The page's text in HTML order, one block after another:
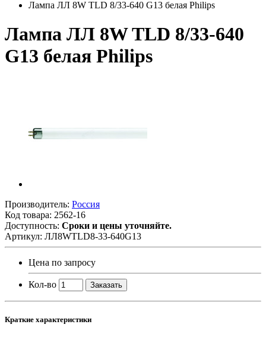
Лампа ЛЛ 8W TLD 8/33-640 G13 белая Philips
Лампа ЛЛ 8W TLD 8/33-640
G13 белая Philips
Производитель: Россия
Код товара: 2562-16
Доступность: Сроки и цены уточняйте.
Артикул: ЛЛ8WTLD8-33-640G13
Цена по запросу
Кол-во Заказать
Краткие характеристики